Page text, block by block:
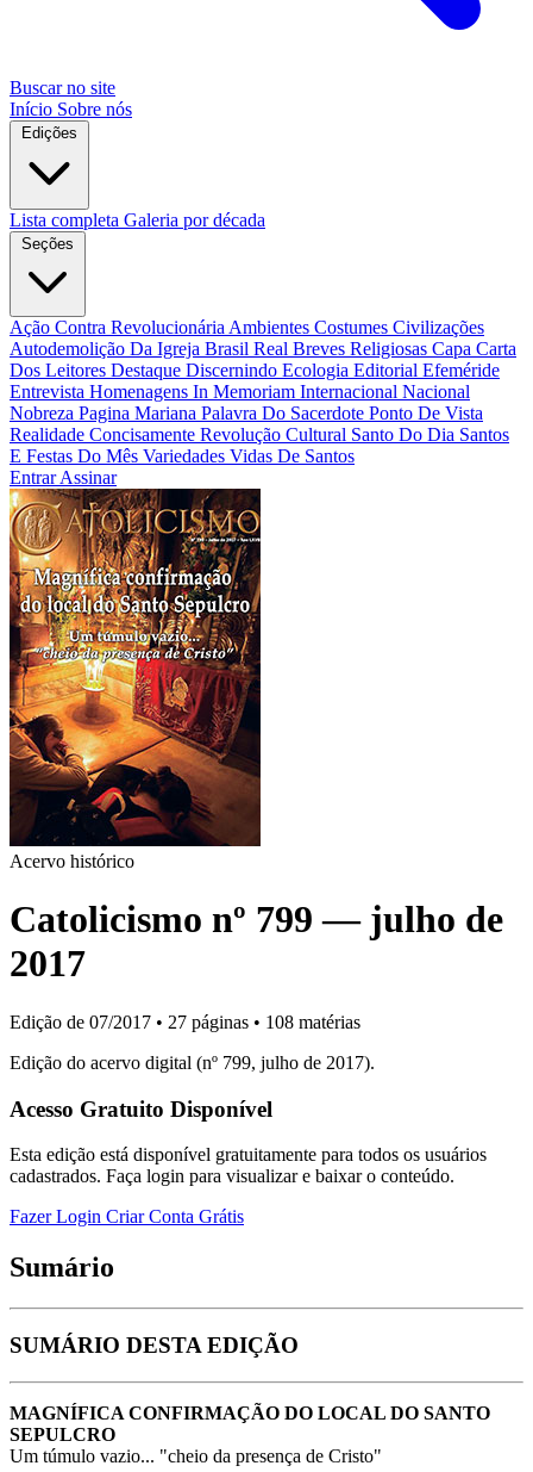
Buscar no site
Início Sobre nós
Edições
Lista completa Galeria por década
Seções
Ação Contra Revolucionária Ambientes Costumes Civilizações
Autodemolição Da Igreja Brasil Real Breves Religiosas Capa Carta
Dos Leitores Destaque Discernindo Ecologia Editorial Efeméride
Entrevista Homenagens In Memoriam Internacional Nacional
Nobreza Pagina Mariana Palavra Do Sacerdote Ponto De Vista
Realidade Concisamente Revolução Cultural Santo Do Dia Santos
E Festas Do Mês Variedades Vidas De Santos
EntrarAssinar
Acervo histórico
Catolicismo nº 799 — julho de
2017
Edição de 07/2017 • 27 páginas • 108 matérias
Edição do acervo digital (nº 799, julho de 2017).
Acesso Gratuito Disponível
Esta edição está disponível gratuitamente para todos os usuários
cadastrados. Faça login para visualizar e baixar o conteúdo.
Fazer Login Criar Conta Grátis
Sumário
SUMÁRIO DESTA EDIÇÃO
MAGNÍFICA CONFIRMAÇÃO DO LOCAL DO SANTO
SEPULCRO
Um túmulo vazio... "cheio da presença de Cristo"